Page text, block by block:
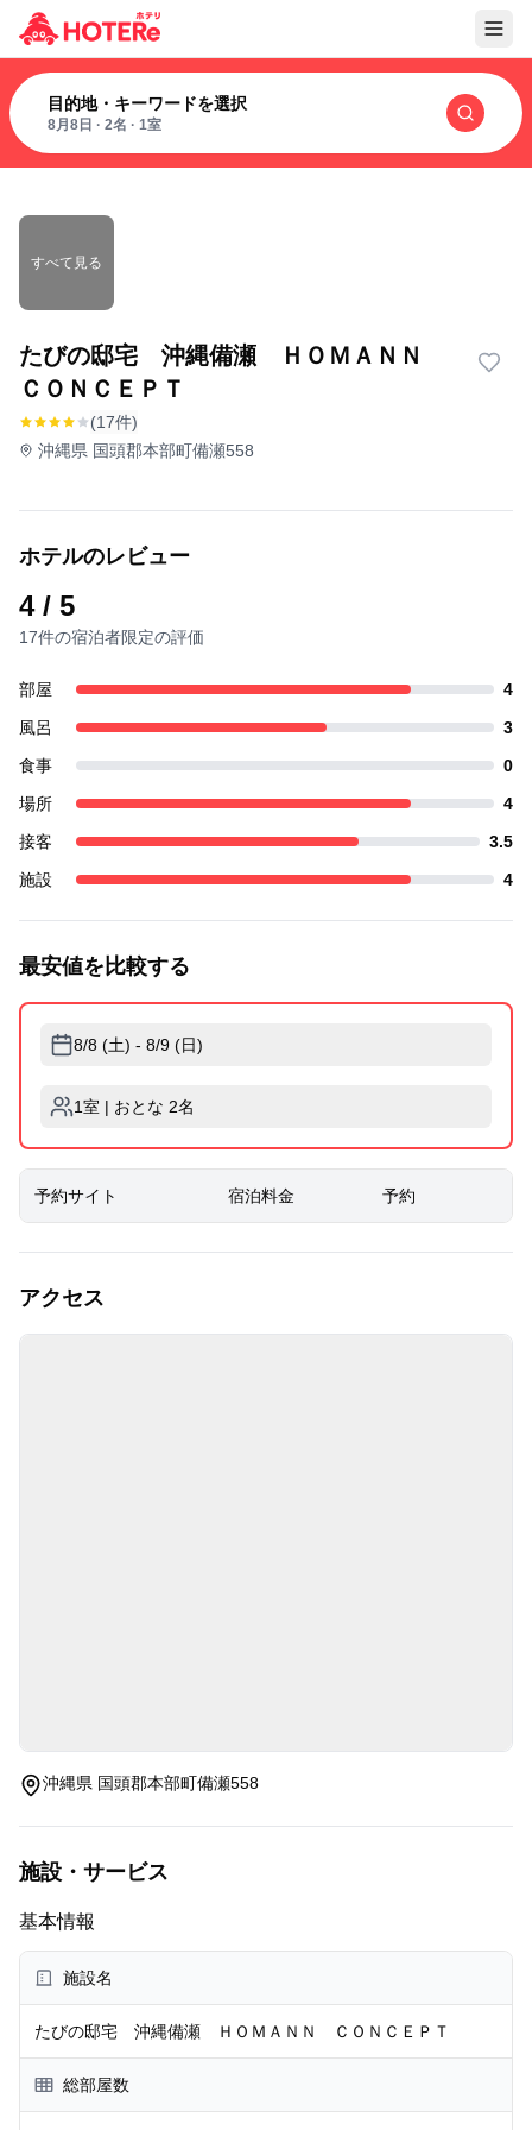
目的地・キーワードを選択
8月8日 · 2名 · 1室
すべて見る
たびの邸宅 沖縄備瀬 ＨＯＭＡＮＮ
ＣＯＮＣＥＰＴ
(17件)
沖縄県 国頭郡本部町備瀬558
ホテルのレビュー
4/ 5
17件の宿泊者限定の評価
部屋
4
風呂
3
食事
0
場所
4
接客
3.5
施設
4
最安値を比較する
8/8 (土) - 8/9 (日)
1室 | おとな 2名
予約サイト 宿泊料金 予約
アクセス
沖縄県 国頭郡本部町備瀬558
施設・サービス
基本情報
施設名
たびの邸宅 沖縄備瀬 ＨＯＭＡＮＮ ＣＯＮＣＥＰＴ
総部屋数